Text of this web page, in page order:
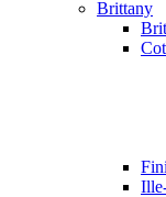
Brittany